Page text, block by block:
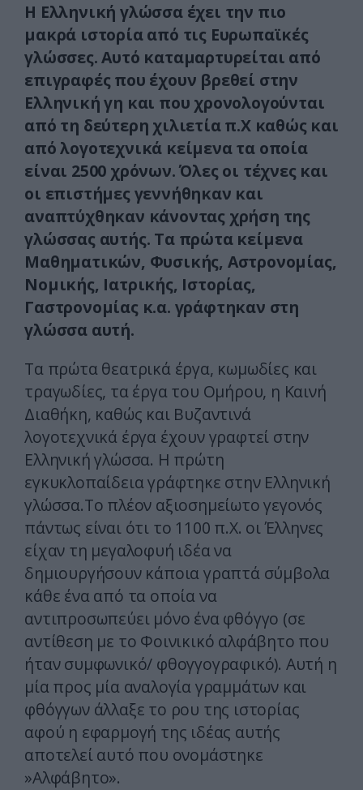
Η Ελληνική γλώσσα έχει την πιο
μακρά ιστορία από τις Ευρωπαϊκές
γλώσσες. Αυτό καταμαρτυρείται από
επιγραφές που έχουν βρεθεί στην
Ελληνική γη και που χρονολογούνται
από τη δεύτερη χιλιετία π.Χ καθώς και
από λογοτεχνικά κείμενα τα οποία
είναι 2500 χρόνων. Όλες οι τέχνες και
οι επιστήμες γεννήθηκαν και
αναπτύχθηκαν κάνοντας χρήση της
γλώσσας αυτής. Τα πρώτα κείμενα
Μαθηματικών, Φυσικής, Αστρονομίας,
Νομικής, Ιατρικής, Ιστορίας,
Γαστρονομίας κ.α. γράφτηκαν στη
γλώσσα αυτή.
Τα πρώτα θεατρικά έργα, κωμωδίες και
τραγωδίες, τα έργα του Ομήρου, η Καινή
Διαθήκη, καθώς και Βυζαντινά
λογοτεχνικά έργα έχουν γραφτεί στην
Ελληνική γλώσσα. Η πρώτη
εγκυκλοπαίδεια γράφτηκε στην Ελληνική
γλώσσα.Το πλέον αξιοσημείωτο γεγονός
πάντως είναι ότι το 1100 π.Χ. οι Έλληνες
είχαν τη μεγαλοφυή ιδέα να
δημιουργήσουν κάποια γραπτά σύμβολα
κάθε ένα από τα οποία να
αντιπροσωπεύει μόνο ένα φθόγγο (σε
αντίθεση με το Φοινικικό αλφάβητο που
ήταν συμφωνικό/ φθογγογραφικό). Αυτή η
μία προς μία αναλογία γραμμάτων και
φθόγγων άλλαξε το ρου της ιστορίας
αφού η εφαρμογή της ιδέας αυτής
αποτελεί αυτό που ονομάστηκε
»Αλφάβητο».